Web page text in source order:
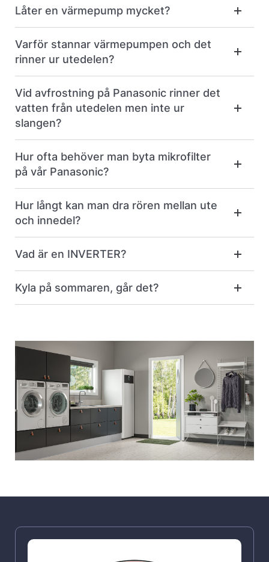
Låter en värmepump mycket?
Varför stannar värmepumpen och det
rinner ur utedelen?
Vid avfrostning på Panasonic rinner det
vatten från utedelen men inte ur
slangen?
Hur ofta behöver man byta mikrofilter
på vår Panasonic?
Hur långt kan man dra rören mellan ute
och innedel?
Vad är en INVERTER?
Kyla på sommaren, går det?